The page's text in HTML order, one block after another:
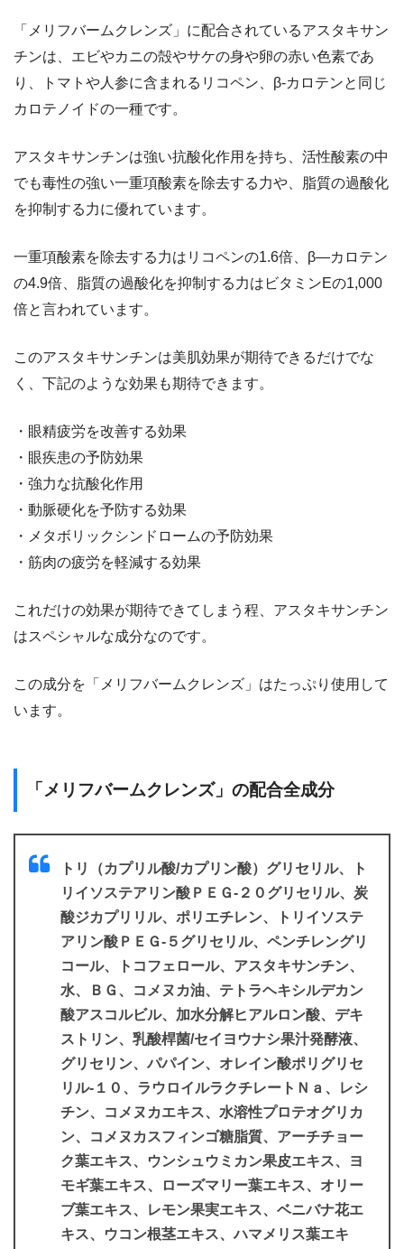
「メリフバームクレンズ」に配合されているアスタキサン
チンは、エビやカニの殻やサケの身や卵の赤い色素であ
り、トマトや人参に含まれるリコペン、β-カロテンと同じ
カロテノイドの一種です。
アスタキサンチンは強い抗酸化作用を持ち、活性酸素の中
でも毒性の強い一重項酸素を除去する力や、脂質の過酸化
を抑制する力に優れています。
一重項酸素を除去する力はリコペンの1.6倍、β―カロテン
の4.9倍、脂質の過酸化を抑制する力はビタミンEの1,000
倍と言われています。
このアスタキサンチンは美肌効果が期待できるだけでな
く、下記のような効果も期待できます。
・眼精疲労を改善する効果
・眼疾患の予防効果
・強力な抗酸化作用
・動脈硬化を予防する効果
・メタボリックシンドロームの予防効果
・筋肉の疲労を軽減する効果
これだけの効果が期待できてしまう程、アスタキサンチン
はスペシャルな成分なのです。
この成分を「メリフバームクレンズ」はたっぷり使用して
います。
「メリフバームクレンズ」の配合全成分
トリ（カプリル酸/カプリン酸）グリセリル、ト
リイソステアリン酸ＰＥＧ-２０グリセリル、炭
酸ジカプリリル、ポリエチレン、トリイソステ
アリン酸ＰＥＧ-５グリセリル、ペンチレングリ
コール、トコフェロール、アスタキサンチン、
水、ＢＧ、コメヌカ油、テトラヘキシルデカン
酸アスコルビル、加水分解ヒアルロン酸、デキ
ストリン、乳酸桿菌/セイヨウナシ果汁発酵液、
グリセリン、パパイン、オレイン酸ポリグリセ
リル-１０、ラウロイルラクチレートＮａ、レシ
チン、コメヌカエキス、水溶性プロテオグリカ
ン、コメヌカスフィンゴ糖脂質、アーチチョー
ク葉エキス、ウンシュウミカン果皮エキス、ヨ
モギ葉エキス、ローズマリー葉エキス、オリー
ブ葉エキス、レモン果実エキス、ベニバナ花エ
キス、ウコン根茎エキス、ハマメリス葉エキ